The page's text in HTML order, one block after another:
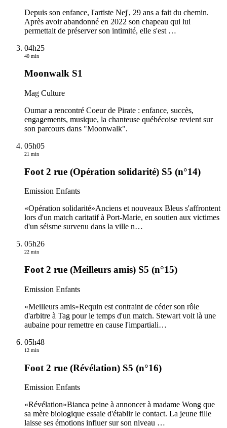
Depuis son enfance, l'artiste Nej', 29 ans a fait du chemin.
Après avoir abandonné en 2022 son chapeau qui lui
permettait de préserver son intimité, elle s'est …
04h25
40 min
Moonwalk S1
Mag Culture
Oumar a rencontré Coeur de Pirate : enfance, succès,
engagements, musique, la chanteuse québécoise revient sur
son parcours dans "Moonwalk".
05h05
21 min
Foot 2 rue (Opération solidarité) S5 (n°14)
Emission Enfants
«Opération solidarité»Anciens et nouveaux Bleus s'affrontent
lors d'un match caritatif à Port-Marie, en soutien aux victimes
d'un séisme survenu dans la ville n…
05h26
22 min
Foot 2 rue (Meilleurs amis) S5 (n°15)
Emission Enfants
«Meilleurs amis»Requin est contraint de céder son rôle
d'arbitre à Tag pour le temps d'un match. Stewart voit là une
aubaine pour remettre en cause l'impartiali…
05h48
12 min
Foot 2 rue (Révélation) S5 (n°16)
Emission Enfants
«Révélation»Bianca peine à annoncer à madame Wong que
sa mère biologique essaie d'établir le contact. La jeune fille
laisse ses émotions influer sur son niveau …